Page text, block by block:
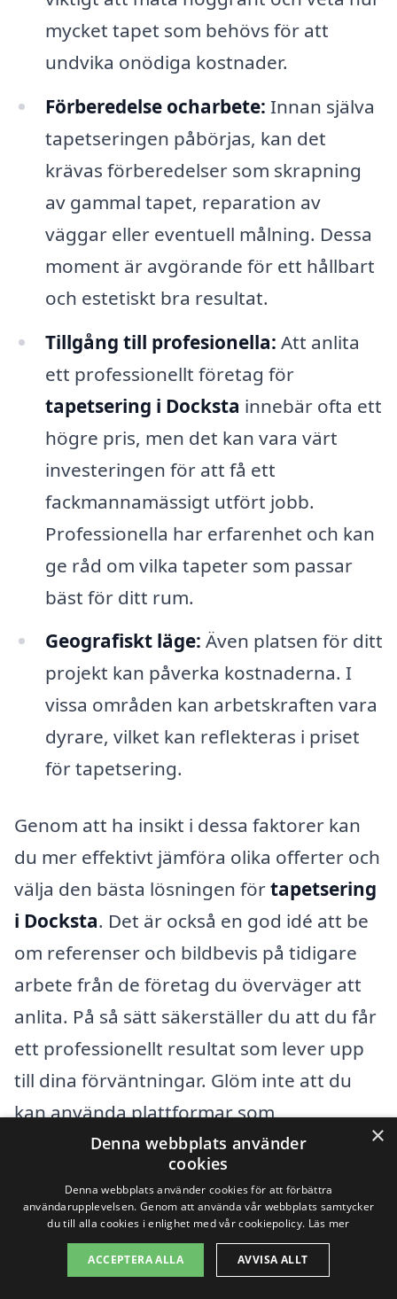
mycket tapet som behövs för att
undvika onödiga kostnader.
Förberedelse ocharbete: Innan själva
tapetseringen påbörjas, kan det
krävas förberedelser som skrapning
av gammal tapet, reparation av
väggar eller eventuell målning. Dessa
moment är avgörande för ett hållbart
och estetiskt bra resultat.
Tillgång till profesionella: Att anlita
ett professionellt företag för
tapetsering i Docksta innebär ofta ett
högre pris, men det kan vara värt
investeringen för att få ett
fackmannamässigt utfört jobb.
Professionella har erfarenhet och kan
ge råd om vilka tapeter som passar
bäst för ditt rum.
Geografiskt läge: Även platsen för ditt
projekt kan påverka kostnaderna. I
vissa områden kan arbetskraften vara
dyrare, vilket kan reflekteras i priset
för tapetsering.
Genom att ha insikt i dessa faktorer kan
du mer effektivt jämföra olika offerter och
välja den bästa lösningen förtapetsering
i Docksta. Det är också en god idé att be
om referenser och bildbevis på tidigare
arbete från de företag du överväger att
anlita. På så sätt säkerställer du att du får
ett professionellt resultat som lever upp
till dina förväntningar. Glöm inte att du
kan använda plattformar som
tapetsering-pris.seför att enkelt få in
offerter från olika tapetseringsföretag i
din närhet. Ju mer information du samlar
in, desto bättre beslut kan du fatta för ditt
tapetseringsprojekt.
×
Denna webbplats använder
cookies
Denna webbplats använder cookies för att förbättra
användarupplevelsen. Genom att använda vår webbplats samtycker
du till alla cookies i enlighet med vår cookiepolicy. Läs mer
ACCEPTERA ALLA AVVISA ALLT